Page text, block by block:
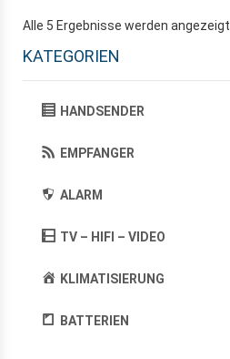
Alle 5 Ergebnisse werden angezeigt
KATEGORIEN
HANDSENDER
EMPFANGER
ALARM
TV – HIFI – VIDEO
KLIMATISIERUNG
BATTERIEN